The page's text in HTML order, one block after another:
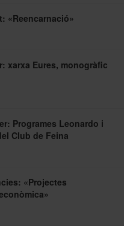
«Reencarnació»
xarxa Eures, monogràfic
Programes Leonardo i
Club de Feina
«Projectes